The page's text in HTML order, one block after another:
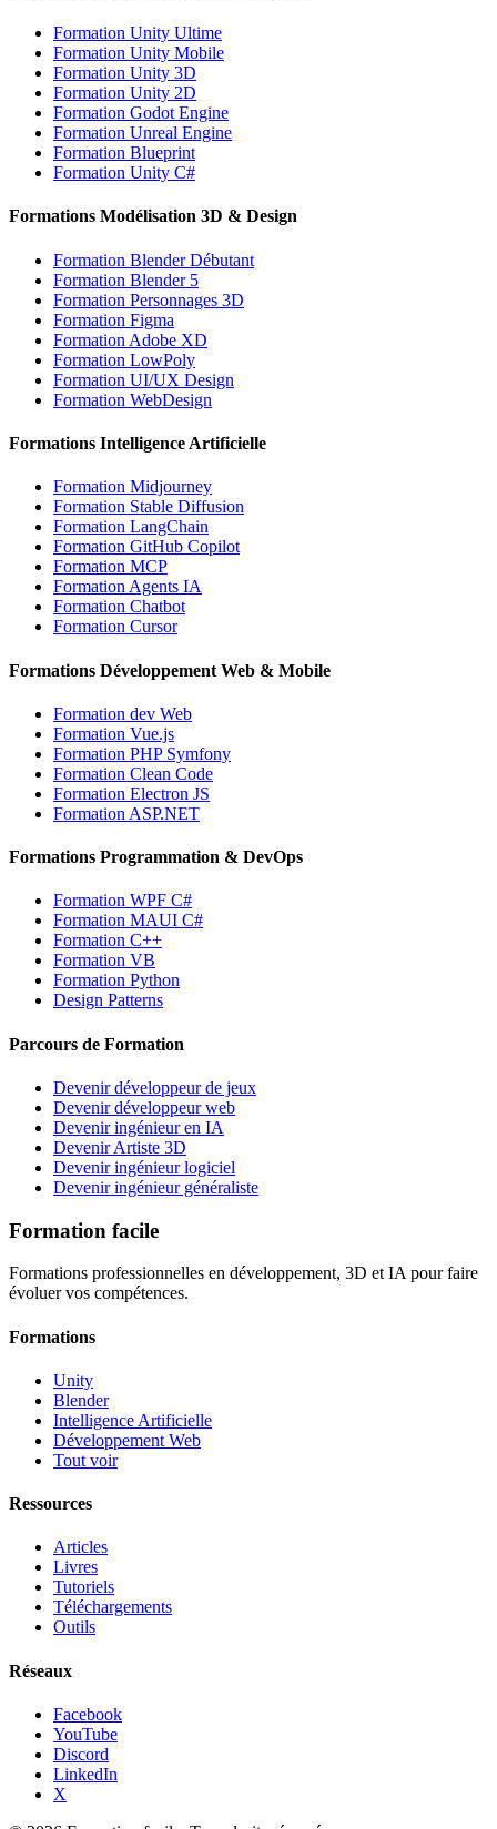
Formation Unity Ultime
Formation Unity Mobile
Formation Unity 3D
Formation Unity 2D
Formation Godot Engine
Formation Unreal Engine
Formation Blueprint
Formation Unity C#
Formations Modélisation 3D & Design
Formation Blender Débutant
Formation Blender 5
Formation Personnages 3D
Formation Figma
Formation Adobe XD
Formation LowPoly
Formation UI/UX Design
Formation WebDesign
Formations Intelligence Artificielle
Formation Midjourney
Formation Stable Diffusion
Formation LangChain
Formation GitHub Copilot
Formation MCP
Formation Agents IA
Formation Chatbot
Formation Cursor
Formations Développement Web & Mobile
Formation dev Web
Formation Vue.js
Formation PHP Symfony
Formation Clean Code
Formation Electron JS
Formation ASP.NET
Formations Programmation & DevOps
Formation WPF C#
Formation MAUI C#
Formation C++
Formation VB
Formation Python
Design Patterns
Parcours de Formation
Devenir développeur de jeux
Devenir développeur web
Devenir ingénieur en IA
Devenir Artiste 3D
Devenir ingénieur logiciel
Devenir ingénieur généraliste
Formation facile
Formations professionnelles en développement, 3D et IA pour faire
évoluer vos compétences.
Formations
Unity
Blender
Intelligence Artificielle
Développement Web
Tout voir
Ressources
Articles
Livres
Tutoriels
Téléchargements
Outils
Réseaux
Facebook
YouTube
Discord
LinkedIn
X